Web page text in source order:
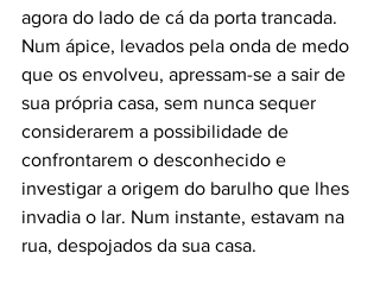
agora do lado de cá da porta trancada.
Num ápice, levados pela onda de medo
que os envolveu, apressam-se a sair de
sua própria casa, sem nunca sequer
considerarem a possibilidade de
confrontarem o desconhecido e
investigar a origem do barulho que lhes
invadia o lar. Num instante, estavam na
rua, despojados da sua casa.